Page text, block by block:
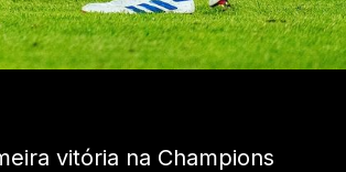
vitória na Champions